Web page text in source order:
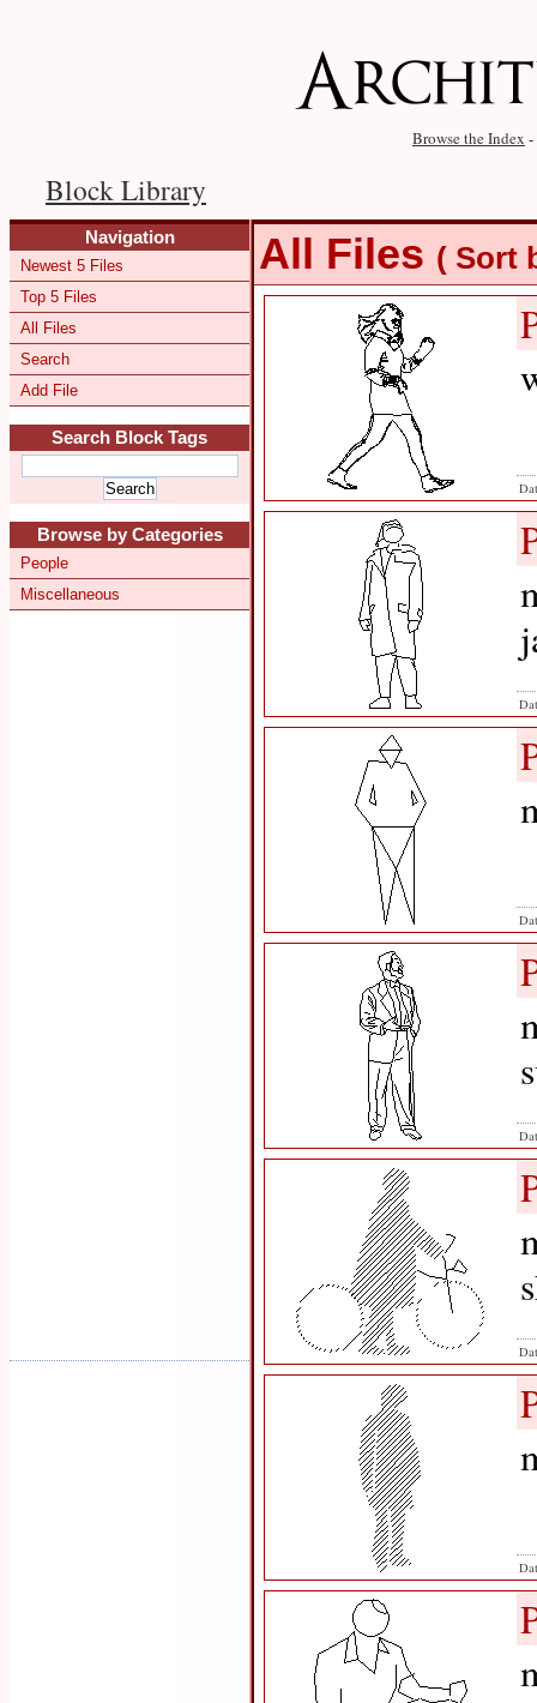
Browse the Index -
Block Library
Navigation
Newest 5 Files
Top 5 Files
All Files
Search
Add File
Search Block Tags
Browse by Categories
People
Miscellaneous
All Files ( Sort